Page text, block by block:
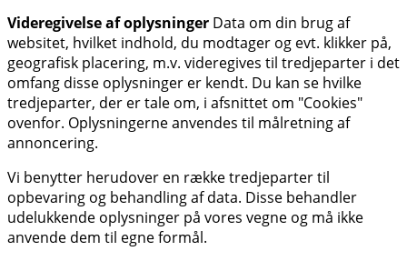
Videregivelse af oplysninger Data om din brug af
websitet, hvilket indhold, du modtager og evt. klikker på,
geografisk placering, m.v. videregives til tredjeparter i det
omfang disse oplysninger er kendt. Du kan se hvilke
tredjeparter, der er tale om, i afsnittet om "Cookies"
ovenfor. Oplysningerne anvendes til målretning af
annoncering.
Vi benytter herudover en række tredjeparter til
opbevaring og behandling af data. Disse behandler
udelukkende oplysninger på vores vegne og må ikke
anvende dem til egne formål.